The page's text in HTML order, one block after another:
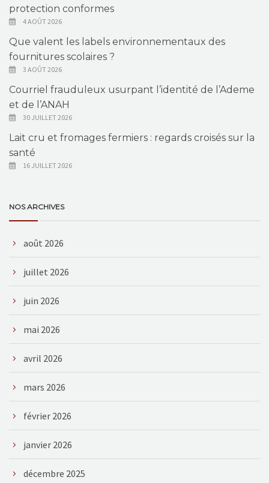
protection conformes
4 AOÛT 2026
Que valent les labels environnementaux des
fournitures scolaires ?
3 AOÛT 2026
Courriel frauduleux usurpant l’identité de l’Ademe
et de l’ANAH
30 JUILLET 2026
Lait cru et fromages fermiers : regards croisés sur la
santé
16 JUILLET 2026
NOS ARCHIVES
août 2026
juillet 2026
juin 2026
mai 2026
avril 2026
mars 2026
février 2026
janvier 2026
décembre 2025